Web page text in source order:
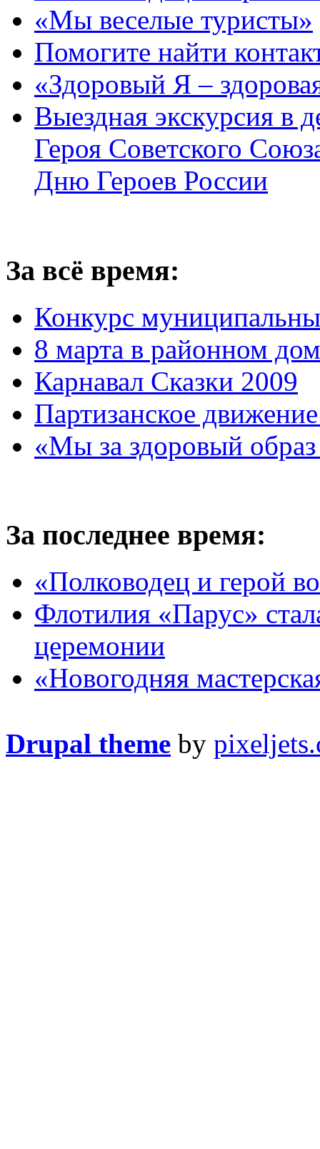
«Мы веселые туристы»
Помогите найти
«Здоровый Я –
Выездная экскурсия в
Героя Советского
Дню Героев России
За всё время:
Конкурс
8 марта в районном
Карнавал Сказки 2009
Партизанское
«Мы за здоровый
За последнее время:
«Полководец и герой
Флотилия «Парус»
церемонии
«Новогодняя
Drupal theme by